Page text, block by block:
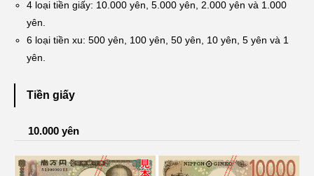
4 loại tiền giấy: 10.000 yên, 5.000 yên, 2.000 yên và 1.000
yên.
6 loại tiền xu: 500 yên, 100 yên, 50 yên, 10 yên, 5 yên và 1
yên.
Tiền giấy
10.000 yên